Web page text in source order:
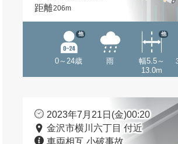
距離206m
0～24歳
他
雨
幅5.5～
13.0m
他
2023年7月21日(金)00:20
金沢市横川六丁目 付近
車両相互 小破事故